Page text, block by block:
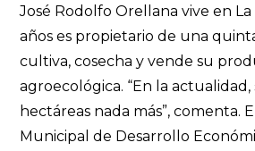
José Rodolfo Orellana vive en La
años es propietario de una
cultiva, cosecha y vende su
agroecológica. “En la actualidad,
hectáreas nada más”, comenta.
Municipal de Desarrollo